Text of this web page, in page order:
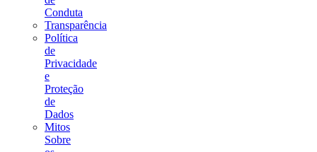
Conduta
Transparência
Política
de
Privacidade
e
Proteção
de
Dados
Mitos
Sobre